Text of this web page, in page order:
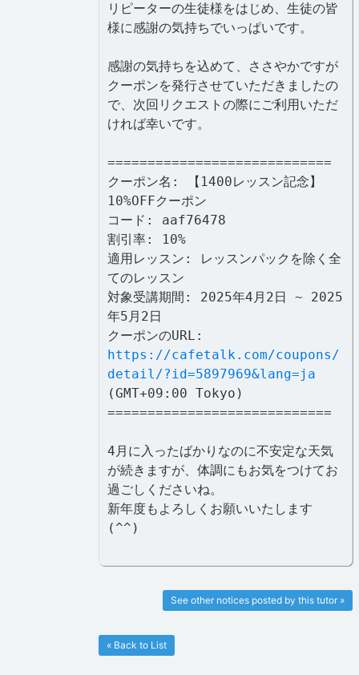
リピーターの生徒様をはじめ、生徒の皆
様に感謝の気持ちでいっぱいです。
感謝の気持ちを込めて、ささやかですが
クーポンを発行させていただきましたの
で、次回リクエストの際にご利用いただ
ければ幸いです。
============================
クーポン名: 【1400レッスン記念】
10%OFFクーポン
コード: aaf76478
割引率: 10%
適用レッスン: レッスンパックを除く全
てのレッスン
対象受講期間: 2025年4月2日 ~ 2025
年5月2日
クーポンのURL:
https://cafetalk.com/coupons/
detail/?id=5897969&lang=ja
(GMT+09:00 Tokyo)
============================
4月に入ったばかりなのに不安定な天気
が続きますが、体調にもお気をつけてお
過ごしくださいね。
新年度もよろしくお願いいたします
(^^)
See other notices posted by this tutor »
« Back to List